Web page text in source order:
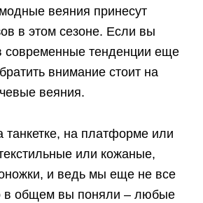
веяния принесут
в этом сезоне. Если вы
современные тенденции еще
внимание стоит на
веяния.
танкетке, на платформе или
или кожаные,
и ведь мы еще не все
в общем вы поняли – любые